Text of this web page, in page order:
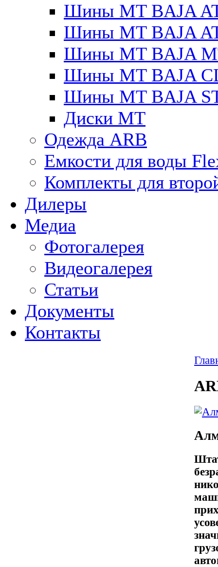
Шины MT BAJA
Шины MT BAJA
Шины MT BAJA
Шины MT BAJA
Шины MT BAJA
Диски MT
Одежда ARB
Емкости для воды
Комплекты для
Дилеры
Медиа
Фотогалерея
Видеогалерея
Статьи
Документы
Контакты